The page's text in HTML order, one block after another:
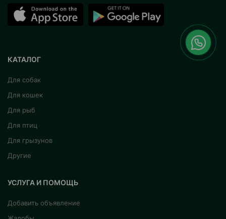
КАТАЛОГ
Для собак
Для кошек
Для рыб
Для птиц
Для грызунов
Другие
УСЛУГА И ПОМОЩЬ
Добавить объявление